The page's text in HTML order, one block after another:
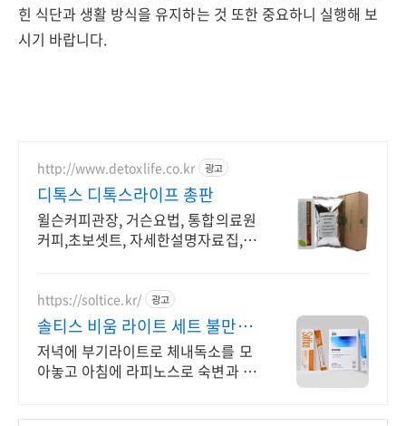
힌 식단과 생활 방식을 유지하는 것 또한 중요하니 실행해 보
시기 바랍니다.
http://www.detoxlife.co.kr 광고
디톡스 디톡스라이프 총판
윌슨커피관장, 거슨요법, 통합의료원
커피,초보셋트, 자세한설명자료집, 디
https://soltice.kr/ 광고
솔티스 비움 라이트 세트 불만족
시 100% 환불
저녁에 부기라이트로 체내독소를 모
아놓고 아침에 라피노스로 숙변과 함